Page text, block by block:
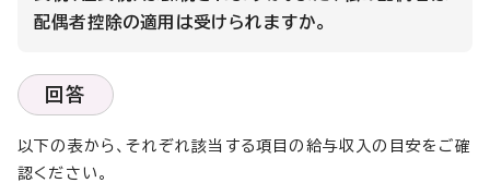
配偶者控除の適用は受けられますか。
回答
以下の表から、それぞれ該当する項目の給与収入の目安をご確
認ください。